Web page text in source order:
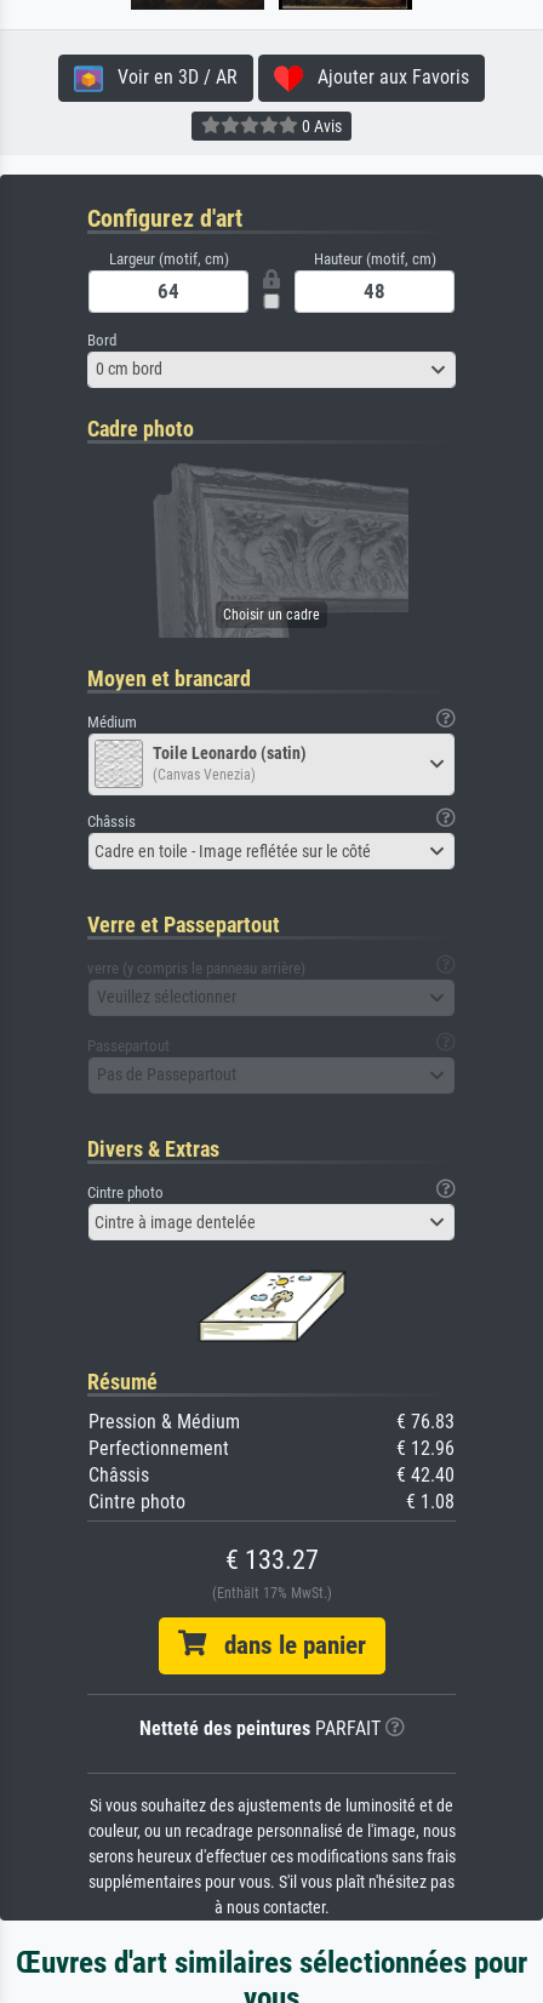
Voir en 3D / AR Ajouter aux Favoris
0 Avis
Configurez d'art
Largeur (motif, cm) Hauteur (motif, cm)
Bord
0 cm bord
Cadre photo
Moyen et brancard
Médium
Toile Leonardo (satin)
(Canvas Venezia)
Châssis
Cadre en toile - Image reflétée sur le côté
Verre et Passepartout
verre (y compris le panneau arrière)
Veuillez sélectionner
Passepartout
Pas de Passepartout
Divers & Extras
Cintre photo
Cintre à image dentelée
Résumé
Pression & Médium
€ 76.83
Perfectionnement
€ 12.96
Châssis
€ 42.40
Cintre photo
€ 1.08
€ 133.27
(Enthält 17% MwSt.)
dans le panier
Netteté des peinturesPARFAIT
Si vous souhaitez des ajustements de luminosité et de
couleur, ou un recadrage personnalisé de l'image, nous
serons heureux d'effectuer ces modifications sans frais
supplémentaires pour vous. S'il vous plaît n'hésitez pas
à nous contacter.
Œuvres d'art similaires sélectionnées pour